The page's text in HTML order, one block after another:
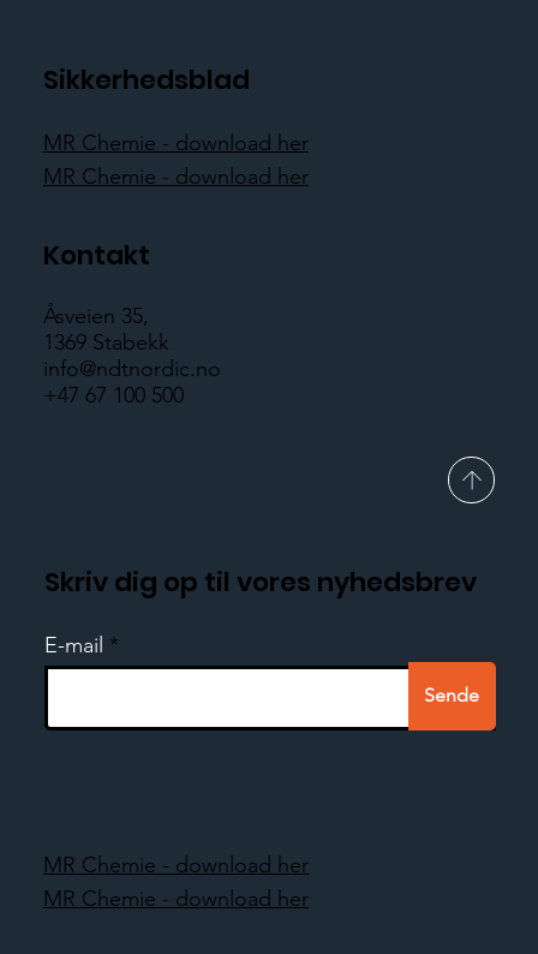
Sikkerhedsblad
MR Chemie - download her
MR Chemie - download her
Kontakt
Åsveien 35,
1369 Stabekk
info@ndtnordic.no
+47 67 100 500
Skriv dig op til vores nyhedsbrev
E-mail
Sende
MR Chemie - download her
MR Chemie - download her